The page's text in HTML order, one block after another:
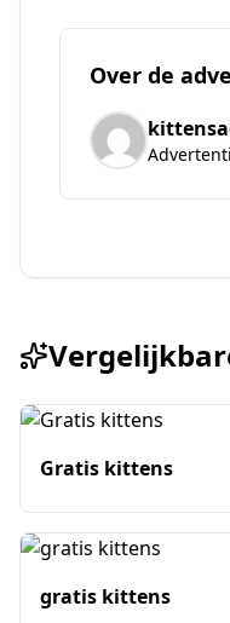
Over de
Gratis kittens
gratis kittens